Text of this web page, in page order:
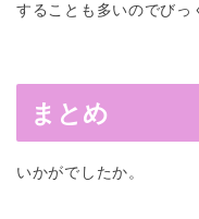
することも多いのでびっ
まとめ
いかがでしたか。